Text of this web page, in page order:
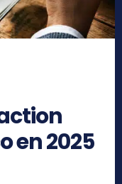
en 2025